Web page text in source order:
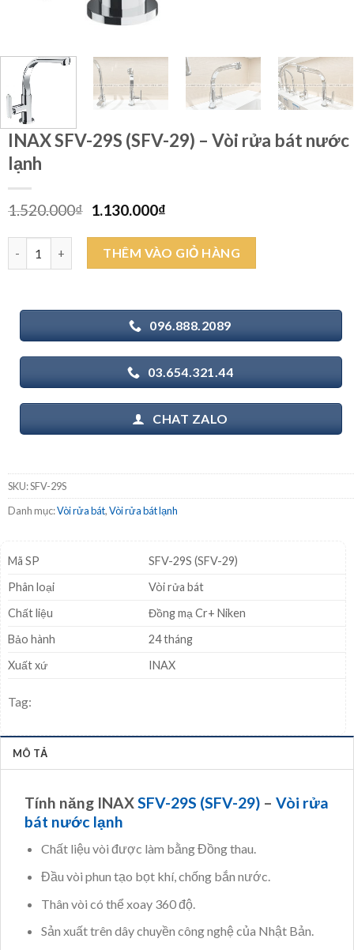
INAX SFV-29S (SFV-29) – Vòi rửa bát nước
lạnh
1.520.000₫ Giá
là:
1.520.000₫.
1.130.000₫Giá
tại
là:
1.130.000₫.
INAX SFV-29S (SFV-29) - Vòi rửa bát nước lạnh số lượng
THÊM VÀO GIỎ HÀNG
096.888.2089
03.654.321.44
CHAT ZALO
SKU:SFV-29S
Danh mục:Vòi rửa bát,Vòi rửa bát lạnh
Mã SP
SFV-29S (SFV-29)
Phân loại
Vòi rửa bát
Chất liệu
Đồng mạ Cr+ Niken
Bảo hành
24 tháng
Xuất xứ
INAX
Tag:
MÔ TẢ
Tính năng INAXSFV-29S (SFV-29) – Vòi rửa
bát nước lạnh
Chất liệu vòi được làm bằng Đồng thau.
Đầu vòi phun tạo bọt khí, chống bắn nước.
Thân vòi có thể xoay 360 độ.
Sản xuất trên dây chuyền công nghệ của Nhật Bản.